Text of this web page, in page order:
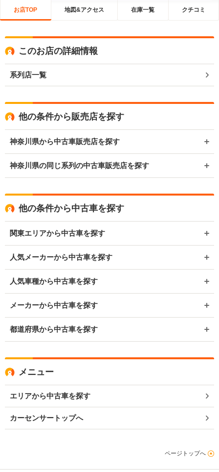
お店TOP 地図&アクセス 在庫一覧 クチコミ
このお店の詳細情報
系列店一覧
他の条件から販売店を探す
神奈川県から中古車販売店を探す
神奈川県の同じ系列の中古車販売店を探す
他の条件から中古車を探す
関東エリアから中古車を探す
人気メーカーから中古車を探す
人気車種から中古車を探す
メーカーから中古車を探す
都道府県から中古車を探す
メニュー
エリアから中古車を探す
カーセンサートップへ
ページトップへ